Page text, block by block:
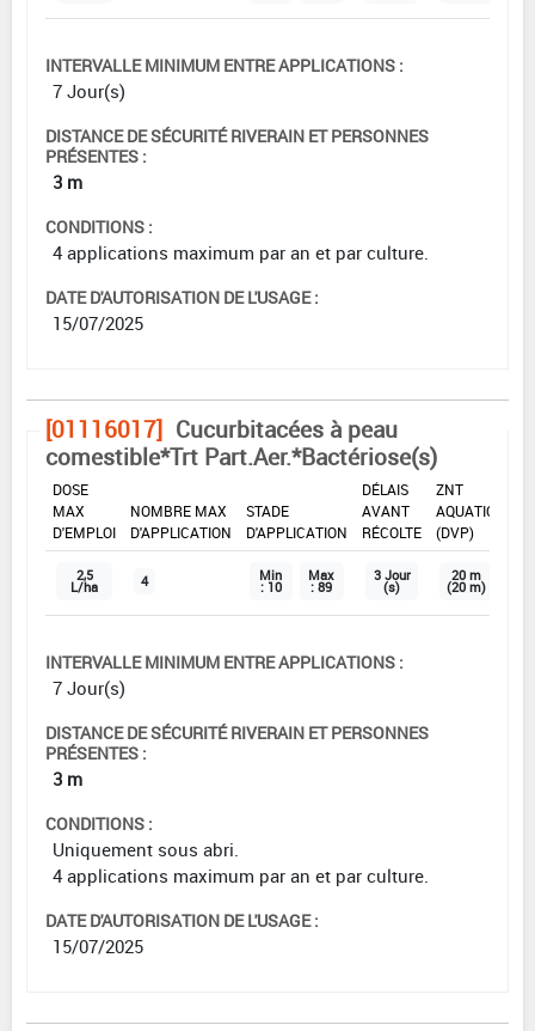
INTERVALLE MINIMUM ENTRE APPLICATIONS :
7 Jour(s)
DISTANCE DE SÉCURITÉ RIVERAIN ET PERSONNES
PRÉSENTES :
3 m
CONDITIONS :
4 applications maximum par an et par culture.
DATE D'AUTORISATION DE L'USAGE :
15/07/2025
[01116017] Cucurbitacées à peau
comestible*Trt Part.Aer.*Bactériose(s)
DOSE
MAX
D'EMPLOI
NOMBRE MAX
D'APPLICATION
STADE
D'APPLICATION
DÉLAIS
AVANT
RÉCOLTE
ZNT
AQUATIQUE
(DVP)
2,5
L/ha 4 Min
: 10
Max
: 89
3 Jour
(s)
20 m
(20 m)
INTERVALLE MINIMUM ENTRE APPLICATIONS :
7 Jour(s)
DISTANCE DE SÉCURITÉ RIVERAIN ET PERSONNES
PRÉSENTES :
3 m
CONDITIONS :
Uniquement sous abri.
4 applications maximum par an et par culture.
DATE D'AUTORISATION DE L'USAGE :
15/07/2025